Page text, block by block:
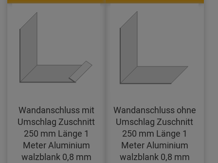
Wandanschluss mit
Umschlag Zuschnitt
250 mm Länge 1
Meter Aluminium
walzblank 0,8 mm
Wandanschluss ohne
Umschlag Zuschnitt
250 mm Länge 1
Meter Aluminium
walzblank 0,8 mm